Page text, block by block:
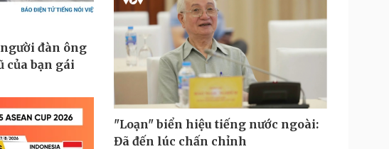
"Loạn" biển hiệu tiếng nước ngoài:
Đã đến lúc chấn chỉnh